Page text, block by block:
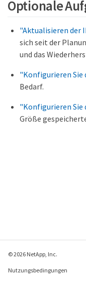
Optionale
"Aktualisieren der
sich seit der
und das
"Konfigurieren Sie
Bedarf.
"Konfigurieren
Größe
© 2026 NetApp, Inc.
Nutzungsbedingungen